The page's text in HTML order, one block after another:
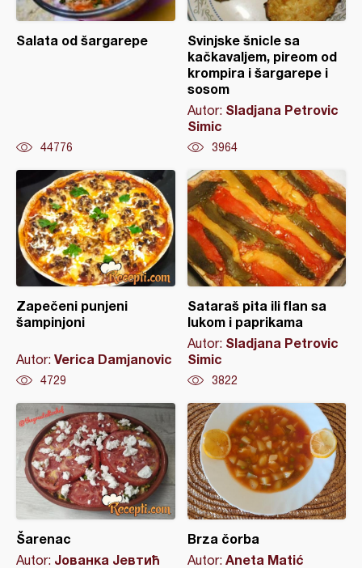
Salata od šargarepe
44776
Svinjske šnicle sa
kačkavaljem, pireom od
krompira i šargarepe i
sosom
Autor: Sladjana Petrovic
Simic
3964
Zapečeni punjeni
šampinjoni
Autor: Verica Damjanovic
4729
Sataraš pita ili flan sa
lukom i paprikama
Autor: Sladjana Petrovic
Simic
3822
Šarenac
Autor: Јованка Јевтић
Brza čorba
Autor: Aneta Matić